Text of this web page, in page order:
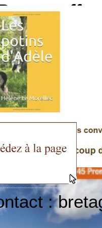
vous offre
: